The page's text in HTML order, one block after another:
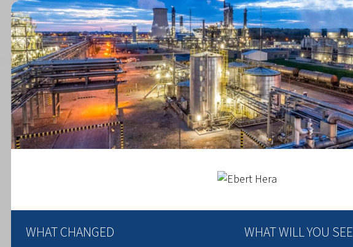
alle artikelen
WHAT CHANGED WHAT WILL YOU SEE